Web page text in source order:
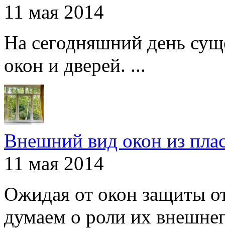
11 мая 2014
На сегодняшний день
окон и дверей. ...
Внешний вид окон из
11 мая 2014
Ожидая от окон защиты
думаем о роли их